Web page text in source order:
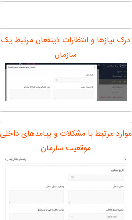
درک نیازها و انتظارات ذینفعان مرتبط یک
سازمان
موارد مرتبط با مشکلات و پیامدهای داخلی
موقعیت سازمان